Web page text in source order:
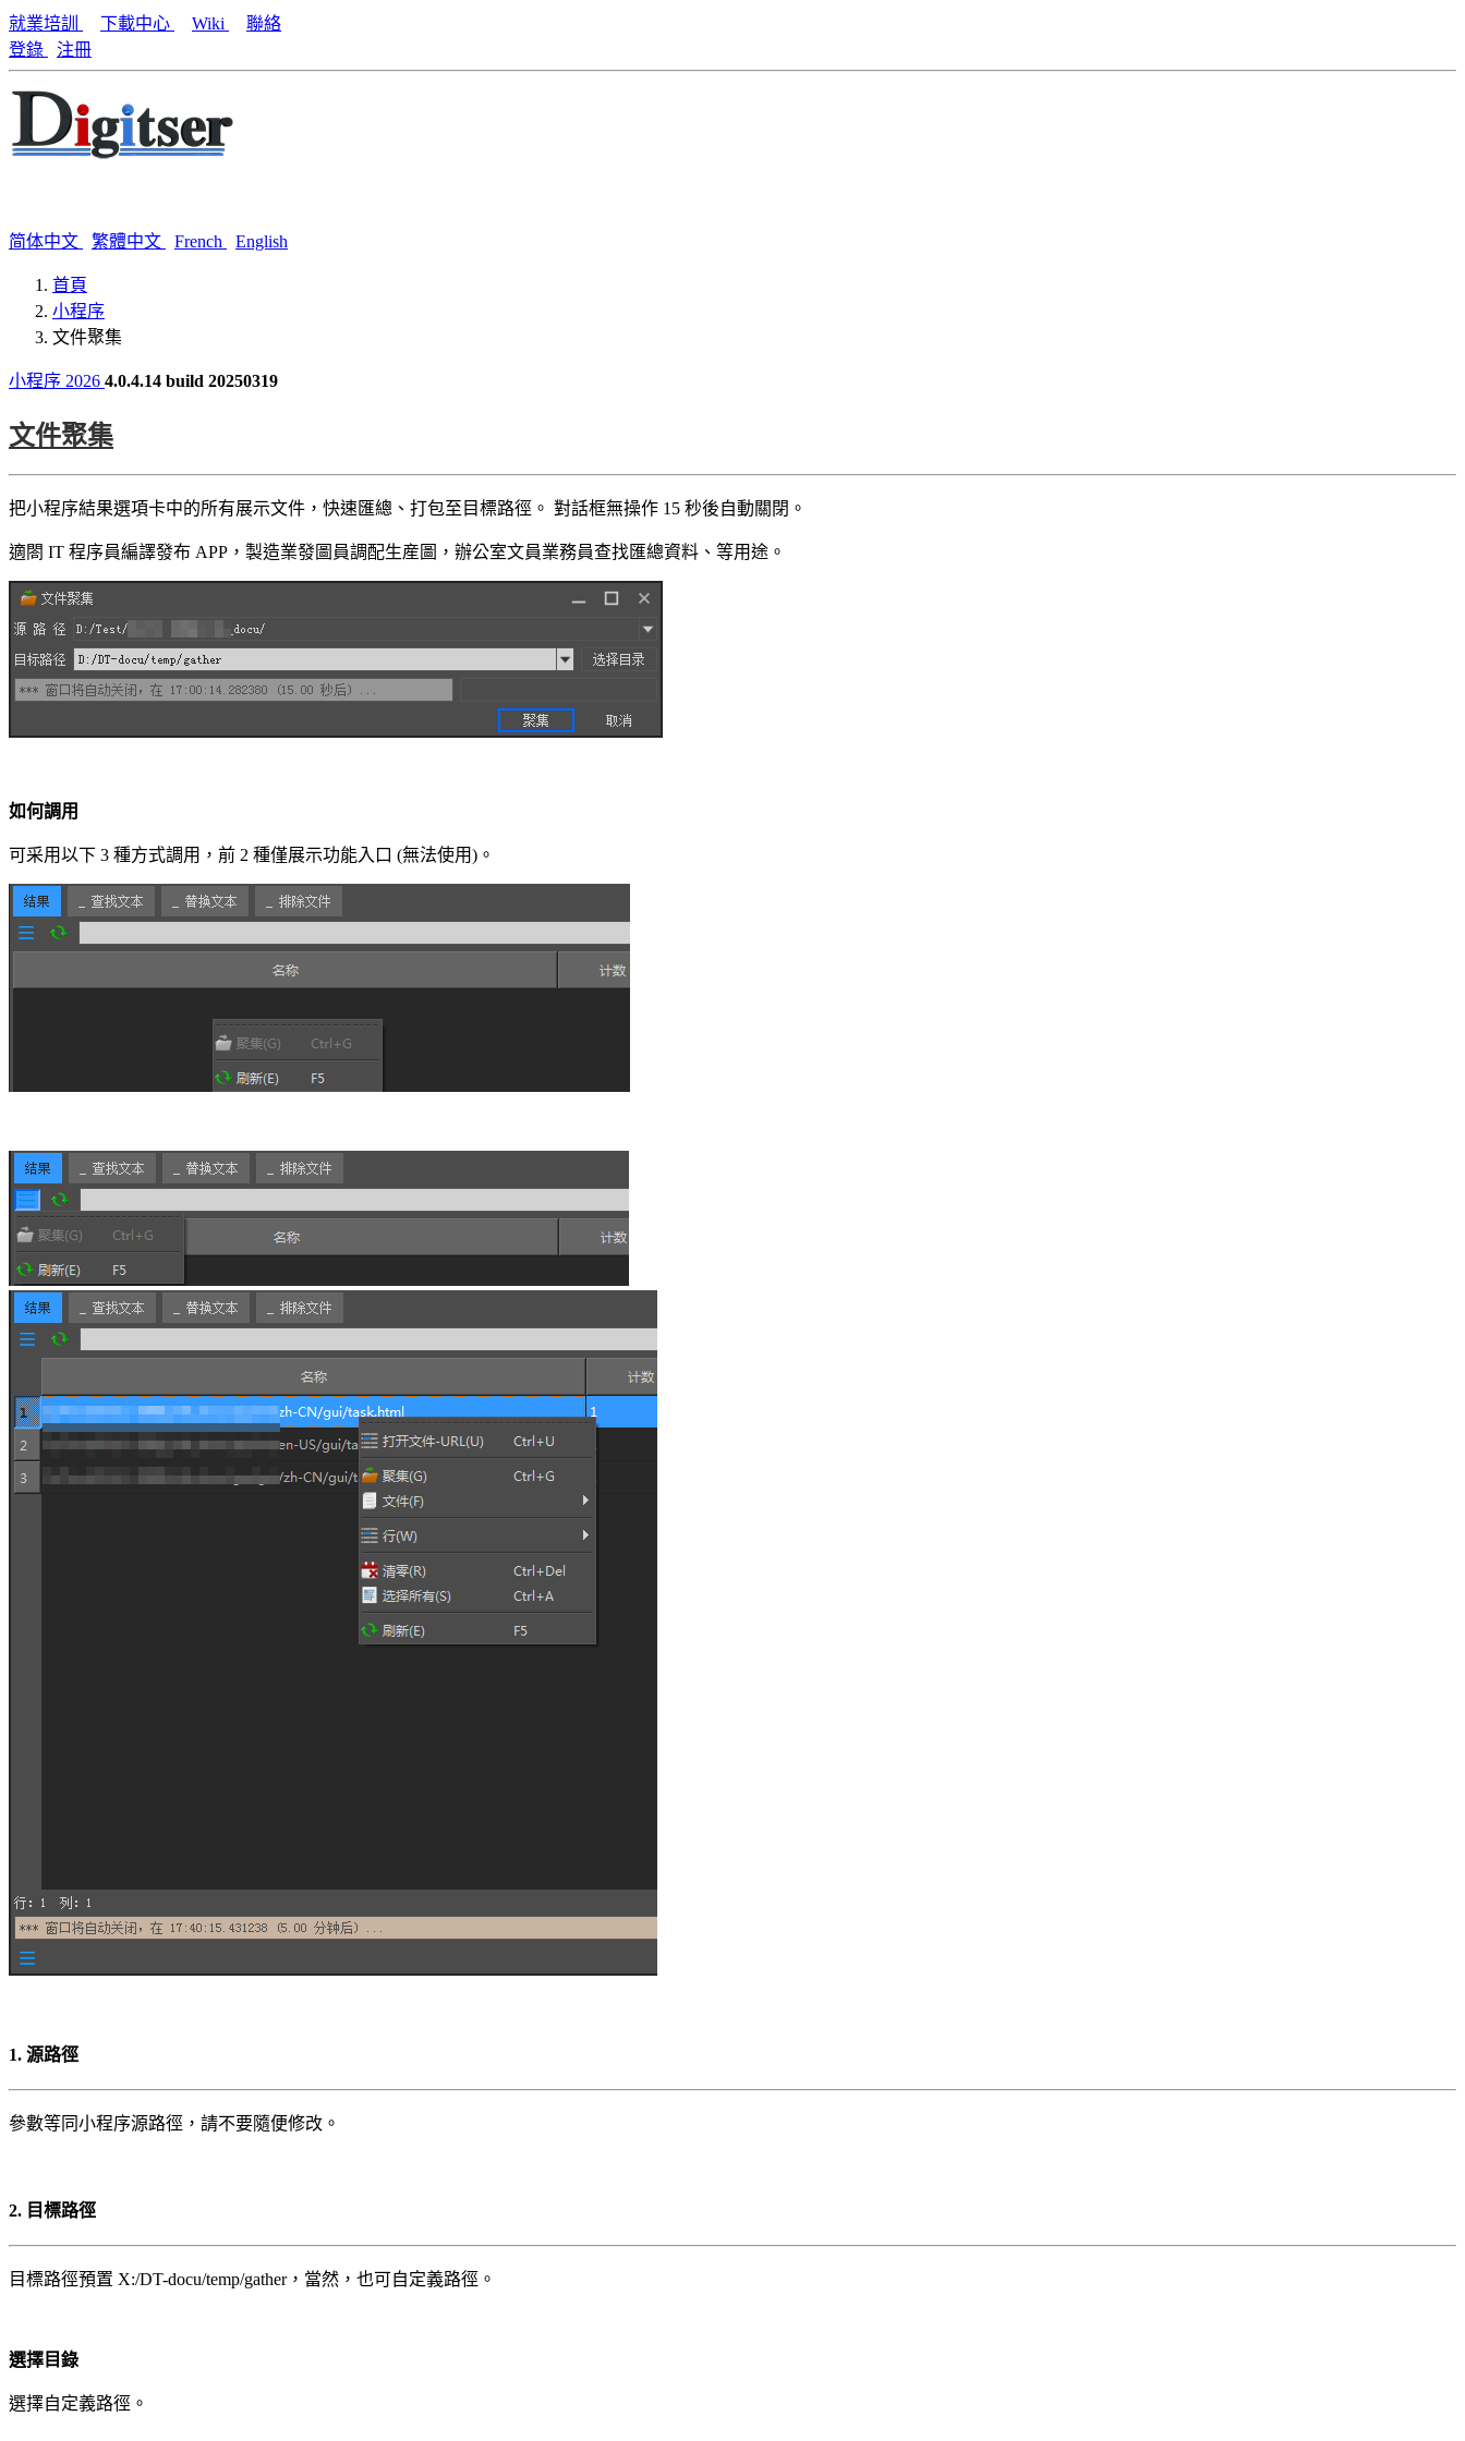
就業培訓 下載中心 Wiki
聯絡
登錄
注冊
简体中文 繁體中文 French English
首頁
小程序
文件聚集
小程序 2026 4.0.4.14 build 20250319
文件聚集
把小程序結果選項卡中的所有展示文件，快速匯總、打包至目標路徑。 對話框無操作 15 秒後自動關閉。
適閤 IT 程序員編譯發布 APP，製造業發圖員調配生産圖，辦公室文員業務員查找匯總資料、等用途。
如何調用
可采用以下 3 種方式調用，前 2 種僅展示功能入口 (無法使用)。
1. 源路徑
參數等同小程序源路徑，請不要隨便修改。
2. 目標路徑
目標路徑預置 X:/DT-docu/temp/gather，當然，也可自定義路徑。
選擇目錄
選擇自定義路徑。